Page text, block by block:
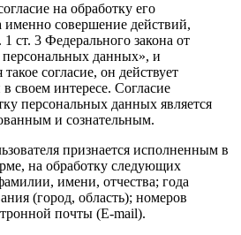
на обработку его
совершение действий,
ст. 3 Федерального закона от
данных», и
согласие, он действует
своем интересе. Согласие
персональных данных является
и сознательным.
признается исполненным в
на обработку следующих
имени, отчества; года
(город, область); номеров
почты (E-mail).